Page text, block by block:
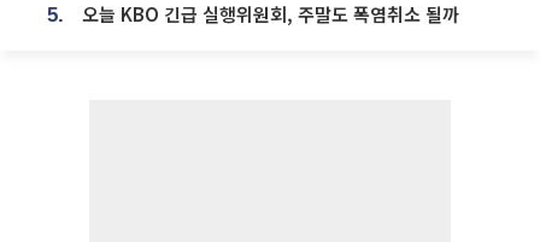
5. 오늘 KBO 긴급 실행위원회, 주말도 폭염취소 될까